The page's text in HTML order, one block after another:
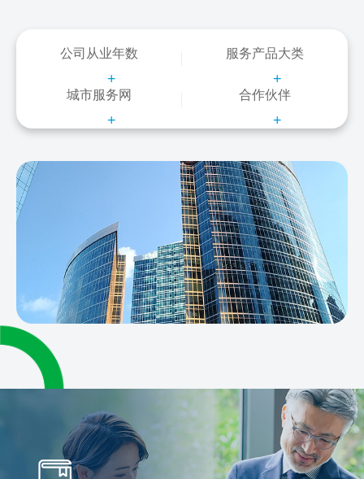
公司从业年数
+
服务产品大类
+
城市服务网
+
合作伙伴
+